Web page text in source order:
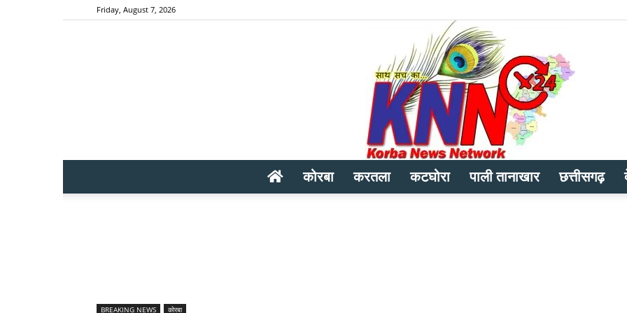
Friday, August 7, 2026
कोरबा करतला कटघोरा पाली तानाखार छत्तीसगढ़
BREAKING NEWS कोरबा